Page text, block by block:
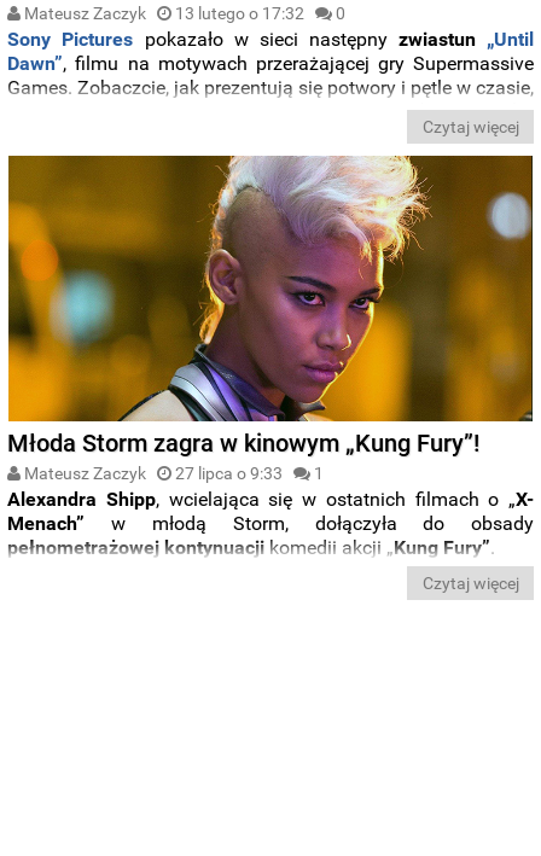
Mateusz Zaczyk 13 lutego o 17:32 0
Sony Pictures pokazało w sieci następnyzwiastun „Until
Dawn”, filmu na motywach przerażającej gry Supermassive
Games. Zobaczcie, jak prezentują się potwory i pętle w czasie,
David F. Sandberg („Shazam!”) i
Czytaj więcej
Młoda Storm zagra w kinowym „Kung Fury”!
Mateusz Zaczyk 27 lipca o 9:33 1
Alexandra Shipp, wcielająca się w ostatnich filmach o „X-
Menach” w młodą Storm, dołączyła do obsady
pełnometrażowej kontynuacji komedii akcji „Kung Fury”.
Czytaj więcej